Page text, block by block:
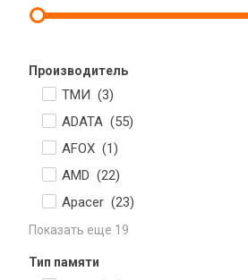
Производитель
ТМИ (3)
ADATA (55)
AFOX (1)
AMD (22)
Apacer (23)
Показать еще 19
Тип памяти